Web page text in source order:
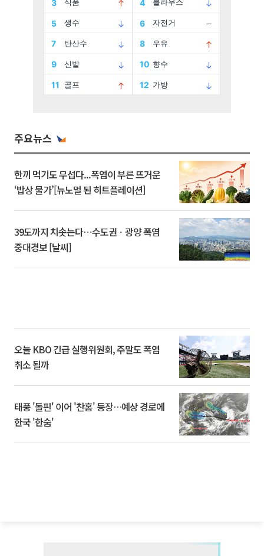
주요뉴스
한끼 먹기도 무섭다...폭염이 부른 뜨거운
‘밥상 물가’[뉴노멀 된 히트플레이션]
39도까지 치솟는다⋯수도권ㆍ광양 폭염
중대경보 [날씨]
오늘 KBO 긴급 실행위원회, 주말도 폭염
취소 될까
태풍 '돌핀' 이어 '찬홈' 등장…예상 경로에
한국 '한숨'